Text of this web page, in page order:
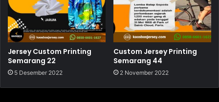
Jersey Custom Printing
Semarang 22
5 Desember 2022
Custom Jersey Printing
Semarang 44
2 November 2022